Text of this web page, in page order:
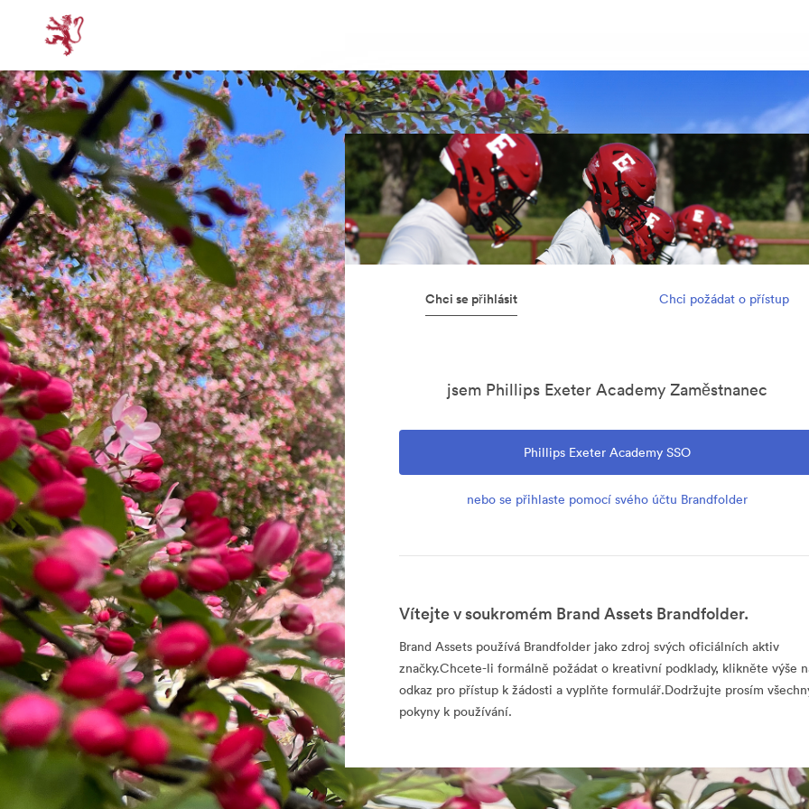
Chci se přihlásit Chci požádat o přístup
jsem Phillips Exeter Academy Zaměstnanec
Phillips Exeter Academy SSO
nebo se přihlaste pomocí svého účtu Brandfolder
Vítejte v soukromém Brand Assets Brandfolder.
Brand Assets používá Brandfolder jako zdroj svých oficiálních aktiv
značky.Chcete-li formálně požádat o kreativní podklady, klikněte výše
odkaz pro přístup k žádosti a vyplňte formulář.Dodržujte prosím
pokyny k používání.